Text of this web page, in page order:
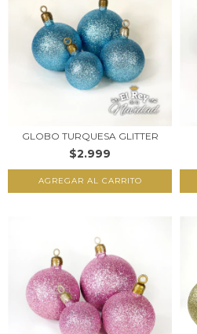
GLOBO TURQUESA GLITTER
$2.999
AGREGAR AL CARRITO